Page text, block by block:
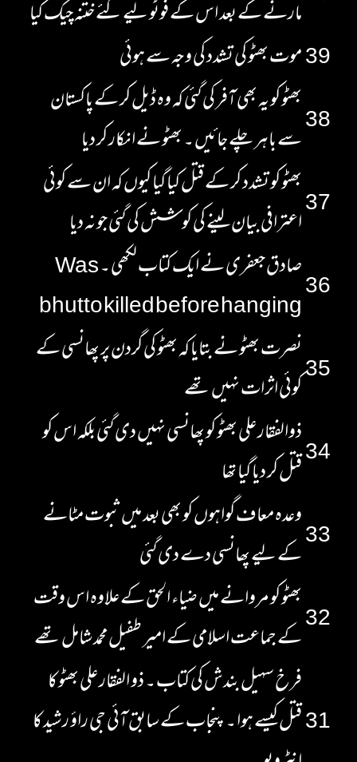
مارنے کے بعد اس کے فوٹو لیے گئے ختنہ چیک کیا
39موت بھٹو کی تشدد کی وجہ سے ہوئی
38
بھٹو کو یہ بھی آفر کی گئی کہ وہ ڈیل کر کے پاکستان
سے باہر چلے جائیں ۔ بھٹو نے انکار کر دیا
37
بھٹو کو تشدد کر کے قتل کیا گیا کیوں کہ ان سے کوئی
اعترافی بیان لینے کی کوشش کی گئی جو نہ دیا
36
صادق جعفری نے ایک کتاب لکھی ۔ Was
bhutto killed before hanging
35
نصرت بھٹو نے بتایا کہ بھٹو کی گردن پر پھانسی کے
کوئی اثرات نہیں تھے
34
ذوالفقار علی بھٹو کو پھانسی نہیں دی گئی بلکہ اس کو
قتل کر دیا گیا تھا
33
وعدہ معاف گواہوں کو بھی بعد میں ثبوت مٹانے
کے لیے پھانسی دے دی گئی
32
بھٹو کو مروانے میں ضیاء الحق کے علاوہ اس وقت
کے جماعت اسلامی کے امیر طفیل محمد شامل تھے
31
فرخ سہیل بندش کی کتاب ۔ ذو الفقار علی بھٹو کا
قتل کیسے ہوا ۔ پنجاب کے سابق آئی جی راؤ رشید کا